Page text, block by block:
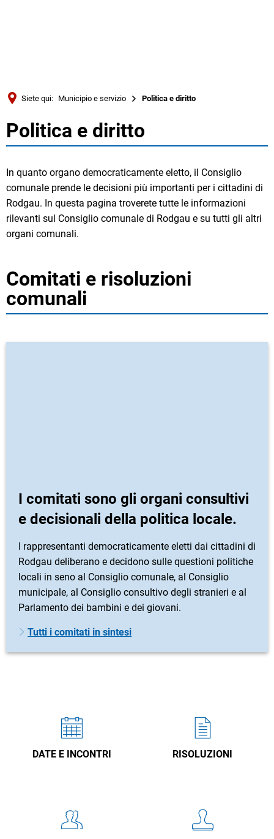
Български
Deutsch MENÜ
Siete qui: Municipio e servizio Politica e diritto
Politica
diritto
Politica e diritto
In quanto organo democraticamente eletto, il Consiglio
comunale prende le decisioni più importanti per i cittadini di
Rodgau. In questa pagina troverete tutte le informazioni
rilevanti sul Consiglio comunale di Rodgau e su tutti gli altri
organi comunali.
Comitati e risoluzioni
comunali
I comitati sono gli organi consultivi
e decisionali della politica locale.
I rappresentanti democraticamente eletti dai cittadini di
Rodgau deliberano e decidono sulle questioni politiche
locali in seno al Consiglio comunale, al Consiglio
municipale, al Consiglio consultivo degli stranieri e al
Parlamento dei bambini e dei giovani.
Tutti i comitati in sintesi
DATE E INCONTRI RISOLUZIONI